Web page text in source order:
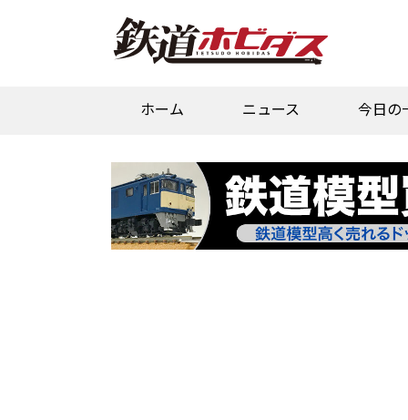
ホーム ニュース 今日の